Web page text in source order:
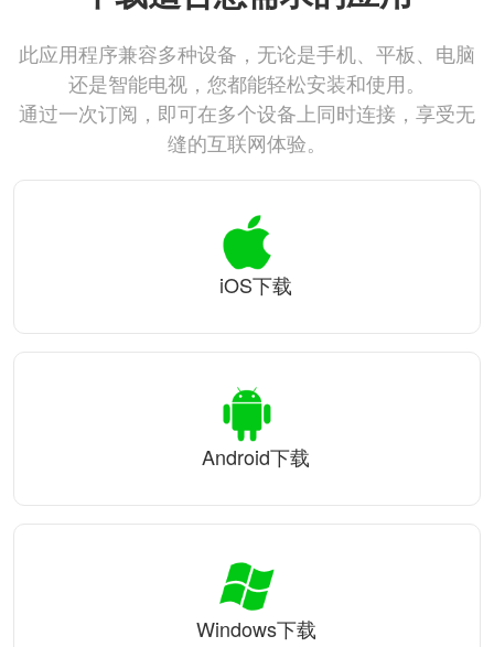
此应用程序兼容多种设备，无论是手机、平板、电脑
还是智能电视，您都能轻松安装和使用。
通过一次订阅，即可在多个设备上同时连接，享受无
缝的互联网体验。
iOS下载
Android下载
Windows下载